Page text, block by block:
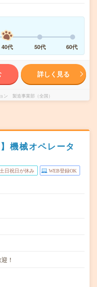
40代 50代 60代
詳しく見る
ン 製造事業部（全国）
機械オペレータ
土日祝日が休み WEB登録OK
！